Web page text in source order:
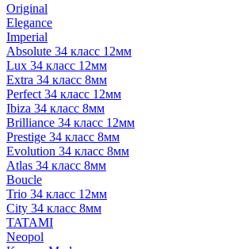
Original
Elegance
Imperial
Absolute 34 класс 12мм
Lux 34 класс 12мм
Extra 34 класс 8мм
Perfect 34 класс 12мм
Ibiza 34 класс 8мм
Brilliance 34 класс 12мм
Prestige 34 класс 8мм
Evolution 34 класс 8мм
Atlas 34 класс 8мм
Boucle
Trio 34 класс 12мм
City 34 класс 8мм
TATAMI
Neopol